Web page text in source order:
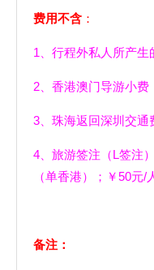
费用不含 ：
1、行程外私人所产生
2、香港澳门导游小费
3、珠海返回深圳交通
4、旅游签注（L签注
（单香港）；￥50元/
备注：